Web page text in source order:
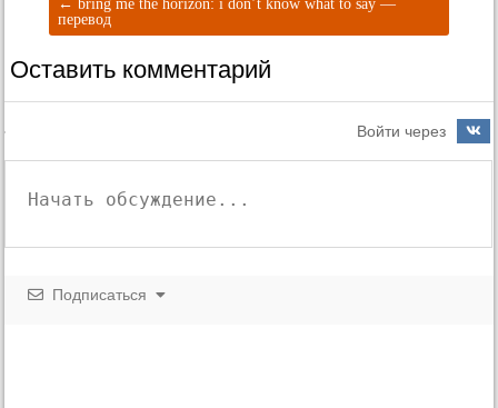
← bring me the horizon: i don’t know what to say —
перевод
Оставить комментарий
Войти через
Подписаться